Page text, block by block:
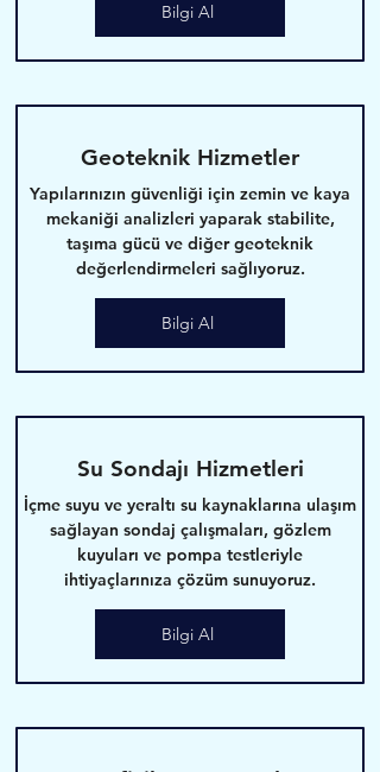
Bilgi Al
Geoteknik Hizmetler
Yapılarınızın güvenliği için zemin ve kaya
mekaniği analizleri yaparak stabilite,
taşıma gücü ve diğer geoteknik
değerlendirmeleri sağlıyoruz.
Bilgi Al
Su Sondajı Hizmetleri
İçme suyu ve yeraltı su kaynaklarına ulaşım
sağlayan sondaj çalışmaları, gözlem
kuyuları ve pompa testleriyle
ihtiyaçlarınıza çözüm sunuyoruz.
Bilgi Al